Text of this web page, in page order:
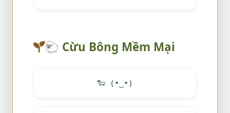
🐑 Cừu Bông Mềm Mại
🐑(•‿•)